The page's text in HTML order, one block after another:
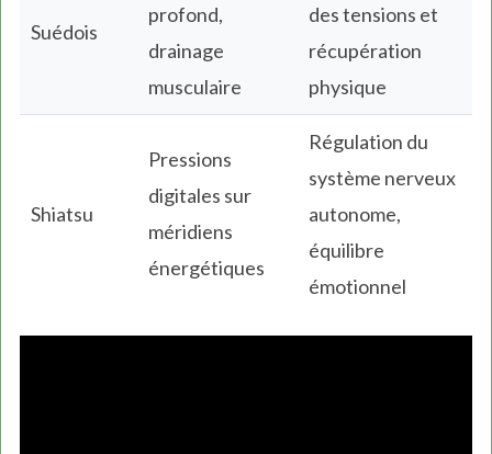
Suédois
profond,
drainage
musculaire
des tensions et
récupération
physique
Shiatsu
Pressions
digitales sur
méridiens
énergétiques
Régulation du
système nerveux
autonome,
équilibre
émotionnel